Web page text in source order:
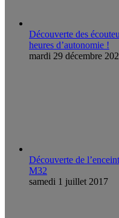
Découverte des
heures d’autonomie !
mardi 29 décembre
Découverte de
M32
samedi 1 juillet 2017